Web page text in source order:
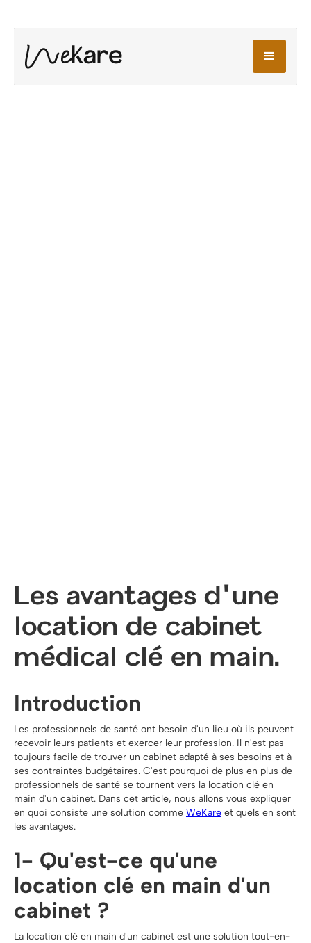
Les avantages d'une
location de cabinet
médical clé en main.
Introduction
Les professionnels de santé ont besoin d'un lieu où ils peuvent
recevoir leurs patients et exercer leur profession. Il n'est pas
toujours facile de trouver un cabinet adapté à ses besoins et à
ses contraintes budgétaires. C'est pourquoi de plus en plus de
professionnels de santé se tournent vers la location clé en
main d'un cabinet. Dans cet article, nous allons vous expliquer
en quoi consiste une solution comme WeKare et quels en sont
les avantages.
1- Qu'est-ce qu'une
location clé en main d'un
cabinet ?
La location clé en main d'un cabinet est une solution tout-en-